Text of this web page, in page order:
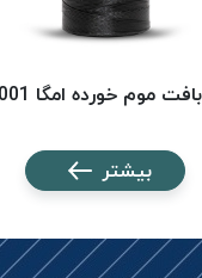
بیشتر